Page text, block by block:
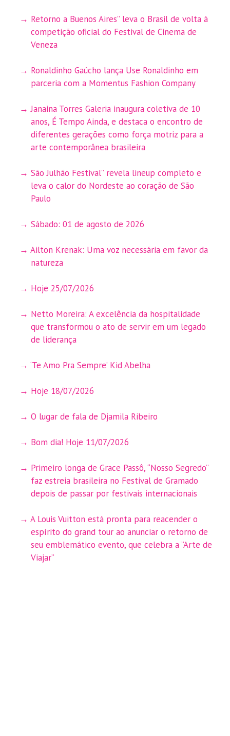
Retorno a Buenos Aires” leva o Brasil de volta à
competição oficial do Festival de Cinema de
Veneza
Ronaldinho Gaúcho lança Use Ronaldinho em
parceria com a Momentus Fashion Company
Janaina Torres Galeria inaugura coletiva de 10
anos, É Tempo Ainda, e destaca o encontro de
diferentes gerações como força motriz para a
arte contemporânea brasileira
São Julhão Festival” revela lineup completo e
leva o calor do Nordeste ao coração de São
Paulo
Sábado: 01 de agosto de 2026
Ailton Krenak: Uma voz necessária em favor da
natureza
Hoje 25/07/2026
Netto Moreira: A excelência da hospitalidade
que transformou o ato de servir em um legado
de liderança
‘Te Amo Pra Sempre’ Kid Abelha
Hoje 18/07/2026
O lugar de fala de Djamila Ribeiro
Bom dia! Hoje 11/07/2026
Primeiro longa de Grace Passô, “Nosso Segredo”
faz estreia brasileira no Festival de Gramado
depois de passar por festivais internacionais
A Louis Vuitton está pronta para reacender o
espírito do grand tour ao anunciar o retorno de
seu emblemático evento, que celebra a ”Arte de
Viajar”